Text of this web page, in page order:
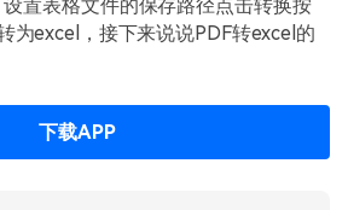
置表格文件的保存路径点击转换按
为excel，接下来说说PDF转excel的
下载APP